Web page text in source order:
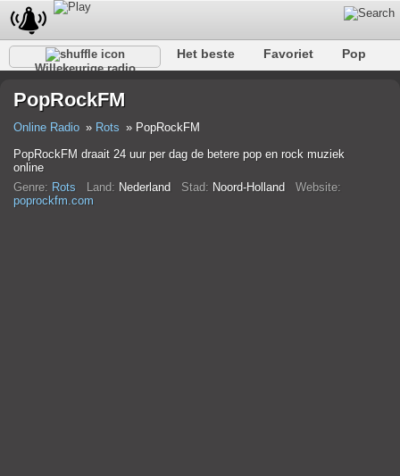
Willekeurige radio
Het beste Favoriet
Pop
Rap
Trans
PopRockFM
Online Radio Rots
PopRockFM
PopRockFM draait 24 uur per dag de betere pop en rock muziek
online
Genre: Rots Land: Nederland Stad: Noord-Holland Website:
poprockfm.com